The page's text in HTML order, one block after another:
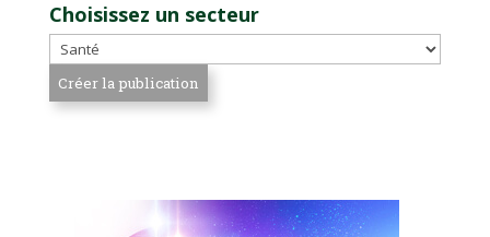
Choisissez un secteur